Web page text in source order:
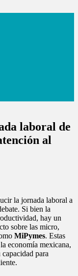
laboral de
al
la jornada laboral a
Si bien la
hay un
sobre las micro,
MiPymes. Estas
economía mexicana,
para